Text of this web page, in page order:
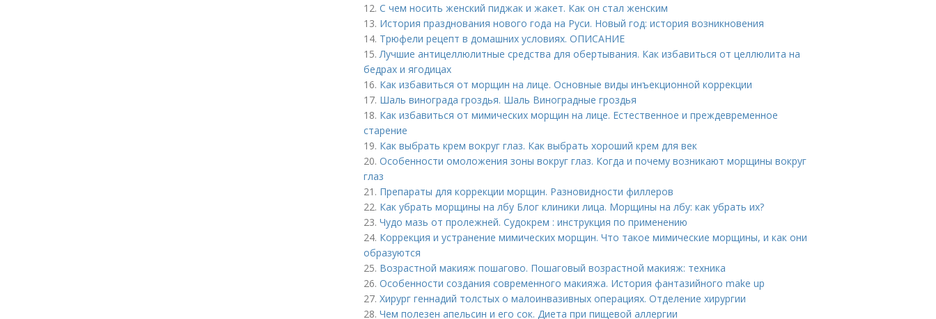
12. С чем носить женский пиджак и жакет. Как он стал женским
13. История празднования нового года на Руси. Новый год: история возникновения
14. Трюфели рецепт в домашних условиях. ОПИСАНИЕ
15.Лучшие антицеллюлитные средства для обертывания. Как избавиться от целлюлита на
бедрах и ягодицах
16. Как избавиться от морщин на лице. Основные виды инъекционной коррекции
17. Шаль винограда гроздья. Шаль Виноградные гроздья
18. Как избавиться от мимических морщин на лице. Естественное и преждевременное
старение
19. Как выбрать крем вокруг глаз. Как выбрать хороший крем для век
20. Особенности омоложения зоны вокруг глаз. Когда и почему возникают морщины вокруг
глаз
21. Препараты для коррекции морщин. Разновидности филлеров
22. Как убрать морщины на лбу Блог клиники лица. Морщины на лбу: как убрать их?
23. Чудо мазь от пролежней. Судокрем : инструкция по применению
24. Коррекция и устранение мимических морщин. Что такое мимические морщины, и как они
образуются
25. Возрастной макияж пошагово. Пошаговый возрастной макияж: техника
26. Особенности создания современного макияжа. История фантазийного make up
27. Хирург геннадий толстых о малоинвазивных операциях. Отделение хирургии
28. Чем полезен апельсин и его сок. Диета при пищевой аллергии